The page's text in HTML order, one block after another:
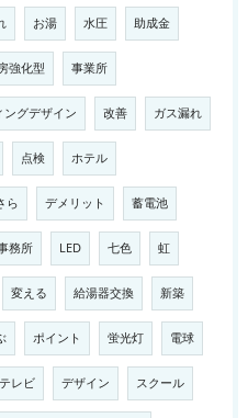
お湯 水圧 助成金
強化型 事業所
ングデザイン 改善 ガス漏れ
点検 ホテル
ら デメリット 蓄電池
務所 LED 七色 虹
変える 給湯器交換 新築
ポイント 蛍光灯 電球
テレビ デザイン スクール